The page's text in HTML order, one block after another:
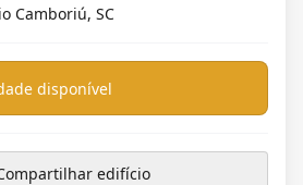
Camboriú, SC
disponível
edifício